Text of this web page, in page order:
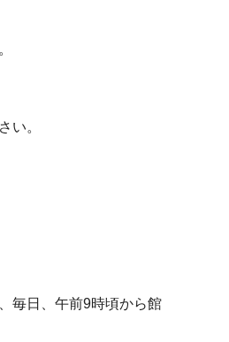
い。
毎日、午前9時頃から館